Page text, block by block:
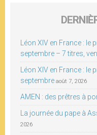
Léon XIV en France : le
septembre – 7 titres,
Léon XIV en France : le
septembre août 7, 2026
AMEN : des prêtres à
La journée du pape à
2026